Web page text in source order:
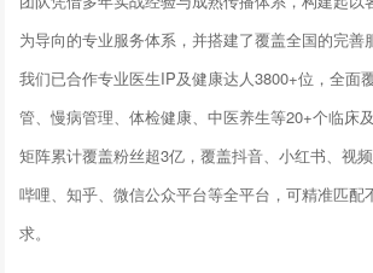
为导向的专业服务体系，并搭建了覆盖全国的完善
我们已合作专业医生IP及健康达人3800+位，全面
管、慢病管理、体检健康、中医养生等20+个临床
矩阵累计覆盖粉丝超3亿，覆盖抖音、小红书、视
哔哩、知乎、微信公众平台等全平台，可精准匹配
求。